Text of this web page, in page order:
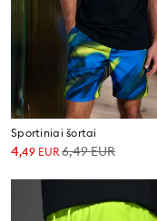
Sportiniai šortai
4,49 EUR6,49EUR